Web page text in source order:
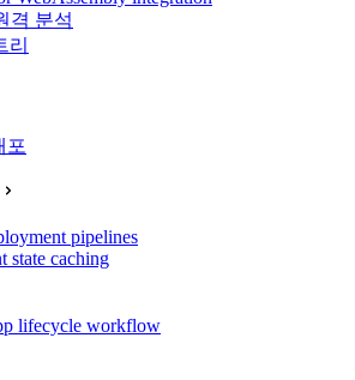
격 분석
리
포
pipelines
state caching
lifecycle workflow